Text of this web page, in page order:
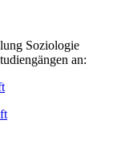
Soziologie
an: